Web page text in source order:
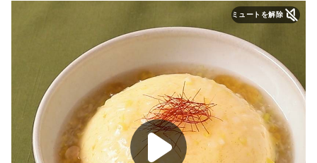
ミュートを解除